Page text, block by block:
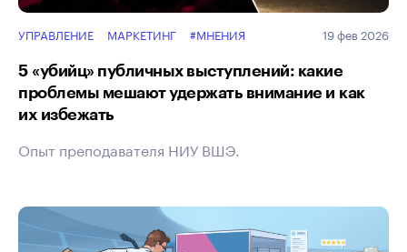
УПРАВЛЕНИЕ МАРКЕТИНГ #МНЕНИЯ 19 фев 2026
5 «убийц» публичных выступлений: какие
проблемы мешают удержать внимание и как
их избежать
Опыт преподавателя НИУ ВШЭ.